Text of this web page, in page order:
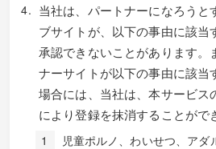
当社は、パートナーになろうと
ブサイトが、以下の事由に該当
承認できないことがあります。
ナーサイトが以下の事由に該当
場合には、当社は、本サービス
により登録を抹消することがで
児童ポルノ、わいせつ、アダ